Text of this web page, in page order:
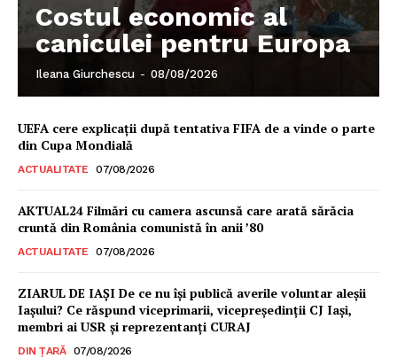
Costul economic al
caniculei pentru Europa
Ileana Giurchescu - 08/08/2026
UEFA cere explicații după tentativa FIFA de a vinde o parte
din Cupa Mondială
ACTUALITATE 07/08/2026
AKTUAL24 Filmări cu camera ascunsă care arată sărăcia
cruntă din România comunistă în anii ’80
ACTUALITATE 07/08/2026
ZIARUL DE IAȘI De ce nu își publică averile voluntar aleșii
Iașului? Ce răspund viceprimarii, vicepreședinții CJ Iași,
membri ai USR și reprezentanți CURAJ
DIN ȚARĂ 07/08/2026